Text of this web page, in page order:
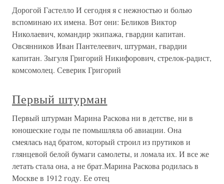
Дорогой Гастелло И сегодня я с нежностью и болью
вспоминаю их имена. Вот они: Беликов Виктор
Николаевич, командир экипажа, гвардии капитан.
Овсянников Иван Пантелеевич, штурман, гвардии
капитан. Зыгуля Григорий Никифорович, стрелок-радист,
комсомолец. Северик Григорий
Первый штурман
Первый штурман Марина Раскова ни в детстве, ни в
юношеские годы пе помышляла об авиации. Она
смеялась над братом, который строил из прутиков и
глянцевой белой бумаги самолеты, и ломала их. И все же
летать стала она, а не брат.Марина Раскова родилась в
Москве в 1912 году. Ее отец